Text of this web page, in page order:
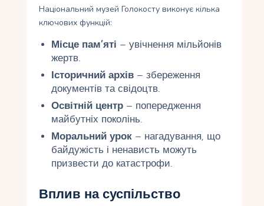
Національний музей Голокосту виконує кілька
ключових функцій:
Місце пам’яті – увічнення мільйонів
жертв.
Історичний архів– збереження
документів та свідоцтв.
Освітній центр– попередження
майбутніх поколінь.
Моральний урок– нагадування, що
байдужість і ненависть можуть
призвести до катастрофи.
Вплив на суспільство